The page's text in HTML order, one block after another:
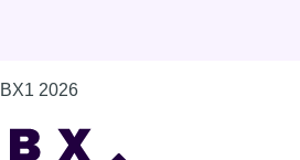
BX1 2026